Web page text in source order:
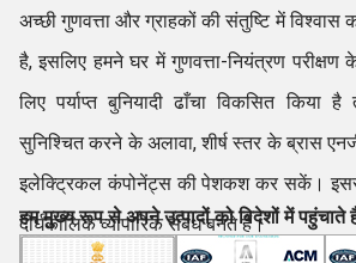
अच्छी गुणवत्ता और ग्राहकों की संतुष्टि में विश्वास
है, इसलिए हमने घर में गुणवत्ता-नियंत्रण परीक्षण
लिए पर्याप्त बुनियादी ढाँचा विकसित किया
सुनिश्चित करने के अलावा, शीर्ष स्तर के ब्रास
इलेक्ट्रिकल कंपोनेंट्स की पेशकश कर सकें। इससे
दीर्घकालिक व्यापारिक संबंध बनते हैं।
हम मुख्य रूप से अपने उत्पादों को विदेशों में पहुंचाते